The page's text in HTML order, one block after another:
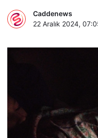
Caddenews
22 Aralık 2024,